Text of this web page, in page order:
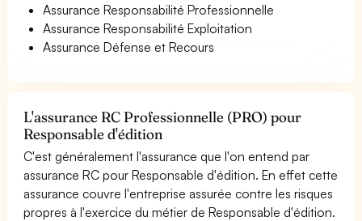
Assurance Responsabilité Professionnelle
Assurance Responsabilité Exploitation
Assurance Défense et Recours
L'assurance RC Professionnelle (PRO) pour
Responsable d'édition
C'est généralement l'assurance que l'on entend par
assurance RC pour Responsable d'édition. En effet cette
assurance couvre l'entreprise assurée contre les risques
propres à l'exercice du métier de Responsable d'édition.